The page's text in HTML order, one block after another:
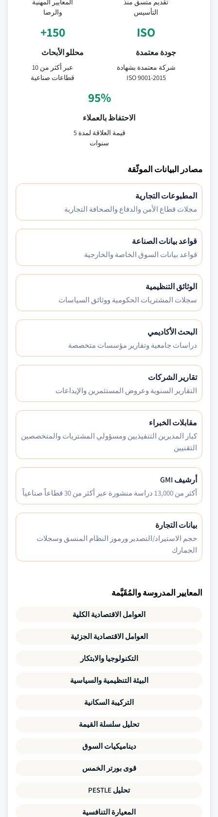
تقديم متسق منذ
التأسيس
المعايير المهنية
والرضا
ISO
جودة معتمدة
شركة معتمدة بشهادة
ISO 9001-2015
150+
محللو الأبحاث
عبر أكثر من 10
قطاعات صناعية
95%
الاحتفاظ بالعملاء
قيمة العلاقة لمدة 5
سنوات
مصادر البيانات الموثّقة
المطبوعات التجارية
مجلات قطاع الأمن والدفاع والصحافة التجارية
قواعد بيانات الصناعة
قواعد بيانات السوق الخاصة والخارجية
الوثائق التنظيمية
سجلات المشتريات الحكومية ووثائق السياسات
البحث الأكاديمي
دراسات جامعية وتقارير مؤسسات متخصصة
تقارير الشركات
التقارير السنوية وعروض المستثمرين والإيداعات
مقابلات الخبراء
كبار المديرين التنفيذيين ومسؤولي المشتريات والمتخصصين
التقنيين
أرشيف GMI
أكثر من 13,000 دراسة منشورة عبر أكثر من 30 قطاعاً صناعياً
بيانات التجارة
حجم الاستيراد/التصدير ورموز النظام المنسق وسجلات
الجمارك
المعايير المدروسة والمُقَيَّمة
العوامل الاقتصادية الكلية
العوامل الاقتصادية الجزئية
التكنولوجيا والابتكار
البيئة التنظيمية والسياسية
التركيبة السكانية
تحليل سلسلة القيمة
ديناميكيات السوق
قوى بورتر الخمس
تحليل PESTLE
المعيارة التنافسية